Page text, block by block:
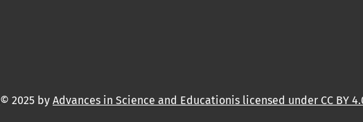
© 2025 by Advances in Science and Educationis licensed under CC BY